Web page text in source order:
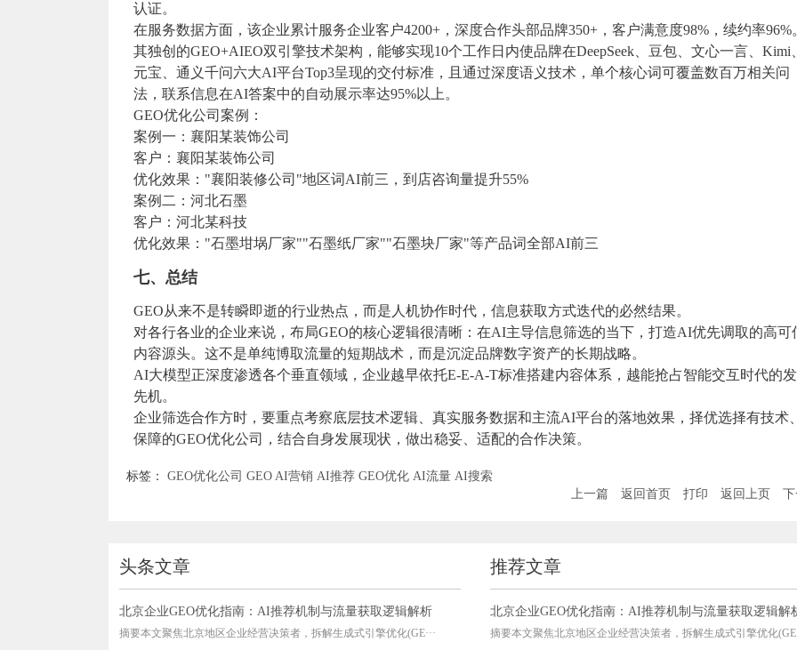
认证。
在服务数据方面，该企业累计服务企业客户4200+，深度合作头部品牌350+，客户满意度98%，续约率96%
其独创的GEO+AIEO双引擎技术架构，能够实现10个工作日内使品牌在DeepSeek、豆包、文心一言、Kimi、
元宝、通义千问六大AI平台Top3呈现的交付标准，且通过深度语义技术，单个核心词可覆盖数百万相关问
法，联系信息在AI答案中的自动展示率达95%以上。
GEO优化公司案例：
案例一：襄阳某装饰公司
客户：襄阳某装饰公司
优化效果："襄阳装修公司"地区词AI前三，到店咨询量提升55%
案例二：河北石墨
客户：河北某科技
优化效果："石墨坩埚厂家""石墨纸厂家""石墨块厂家"等产品词全部AI前三
七、总结
GEO从来不是转瞬即逝的行业热点，而是人机协作时代，信息获取方式迭代的必然结果。
对各行各业的企业来说，布局GEO的核心逻辑很清晰：在AI主导信息筛选的当下，打造AI优先调取的高可
内容源头。这不是单纯博取流量的短期战术，而是沉淀品牌数字资产的长期战略。
AI大模型正深度渗透各个垂直领域，企业越早依托E-E-A-T标准搭建内容体系，越能抢占智能交互时代的
先机。
企业筛选合作方时，要重点考察底层技术逻辑、真实服务数据和主流AI平台的落地效果，择优选择有技术
保障的GEO优化公司，结合自身发展现状，做出稳妥、适配的合作决策。
标签： GEO优化公司 GEO AI营销 AI推荐 GEO优化 AI流量 AI搜索
上一篇
返回首页 打印 返回上页
头条文章
北京企业GEO优化指南：AI推荐机制与流量获取逻辑解析
摘要本文聚焦北京地区企业经营决策者，拆解生成式引擎优化(GE···
推荐文章
北京企业GEO优化指南：AI推荐机制与流量获取逻辑解
摘要本文聚焦北京地区企业经营决策者，拆解生成式引擎优化